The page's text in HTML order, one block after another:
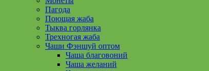
Пагода
Поющая жаба
Тыква горлянка
Трехногая жаба
Чаши Фэншуй оптом
Чаша благовоний
Чаша желаний